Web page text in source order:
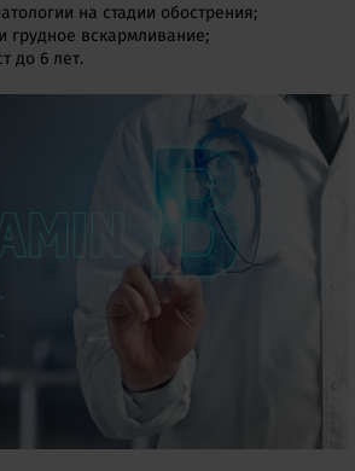
на стадии обострения;
грудное вскармливание;
до 6 лет.